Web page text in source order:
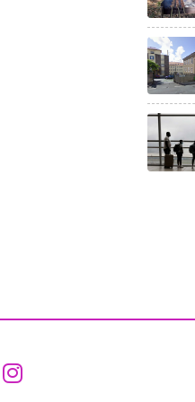
Aceder ao
Aceder ao